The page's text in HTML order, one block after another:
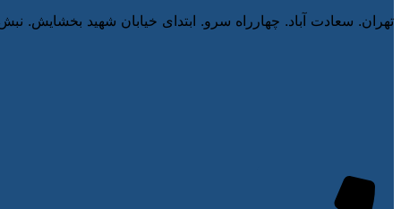
تهران. سعادت آباد. چهارراه سرو. ابتدای خیابان شهید بخشایش.